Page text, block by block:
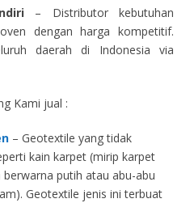
– Distributor kebutuhan
dengan harga kompetitif.
daerah di Indonesia via
Kami jual :
– Geotextile yang tidak
kain karpet (mirip karpet
putih atau abu-abu
Geotextile jenis ini terbuat